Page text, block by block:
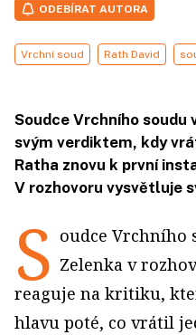
ODEBÍRAT AUTORA
Vrchní soud Rath David
Soudce Vrchního soudu
svým verdiktem, kdy
Ratha znovu k první
V rozhovoru vysvětluje
S oudce Vrchního
Zelenka v
reaguje na kritiku,
hlavu poté, co vrátil